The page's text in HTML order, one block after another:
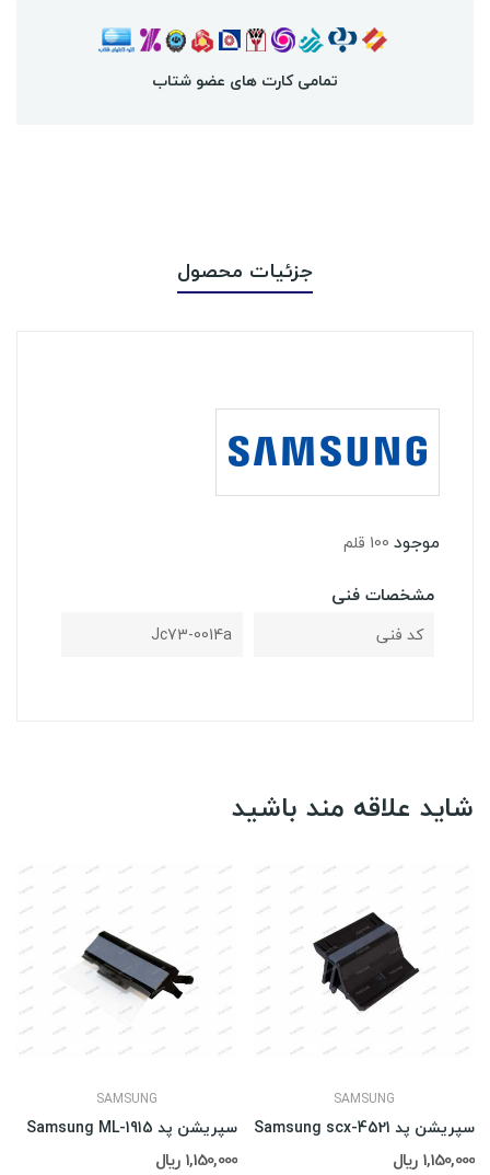
تمامی کارت های عضو شتاب
جزئیات محصول
موجود 100 قلم
مشخصات فنی
کد فنی Jc73-0014a
شاید علاقه مند باشید
SAMSUNG
سپریشن پد Samsung ML-1915
1,150,000 ریال
SAMSUNG
سپریشن پد Samsung scx-4521
1,150,000 ریال